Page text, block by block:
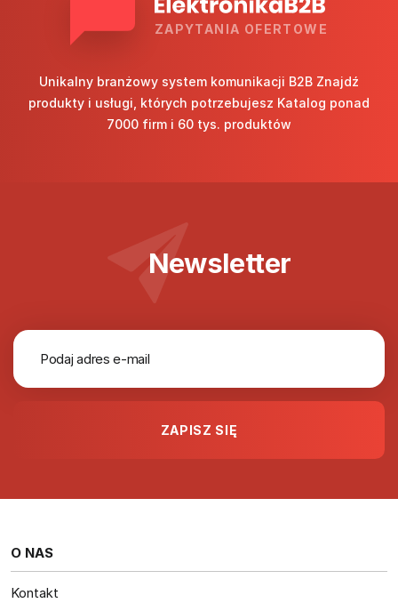
ZAPYTANIA OFERTOWE
Unikalny branżowy system komunikacji B2B Znajdź
produkty i usługi, których potrzebujesz Katalog ponad
7000 firm i 60 tys. produktów
Newsletter
O NAS
Kontakt